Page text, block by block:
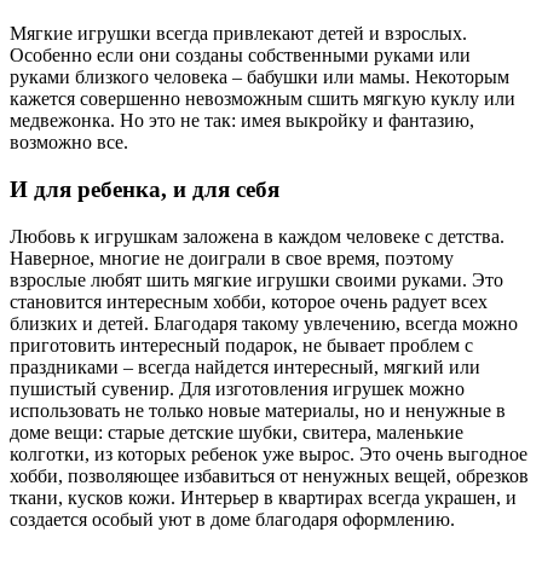
Мягкие игрушки всегда привлекают детей и взрослых.
Особенно если они созданы собственными руками или
руками близкого человека – бабушки или мамы. Некоторым
кажется совершенно невозможным сшить мягкую куклу или
медвежонка. Но это не так: имея выкройку и фантазию,
возможно все.
И для ребенка, и для себя
Любовь к игрушкам заложена в каждом человеке с детства.
Наверное, многие не доиграли в свое время, поэтому
взрослые любят шить мягкие игрушки своими руками. Это
становится интересным хобби, которое очень радует всех
близких и детей. Благодаря такому увлечению, всегда можно
приготовить интересный подарок, не бывает проблем с
праздниками – всегда найдется интересный, мягкий или
пушистый сувенир. Для изготовления игрушек можно
использовать не только новые материалы, но и ненужные в
доме вещи: старые детские шубки, свитера, маленькие
колготки, из которых ребенок уже вырос. Это очень выгодное
хобби, позволяющее избавиться от ненужных вещей, обрезков
ткани, кусков кожи. Интерьер в квартирах всегда украшен, и
создается особый уют в доме благодаря оформлению.